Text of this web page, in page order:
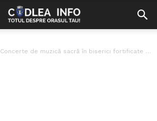
Concerte de muzică sacră în biserici fortificate din Țara Bârsei – Codlea...